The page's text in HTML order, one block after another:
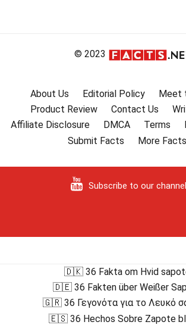
© 2023
About Us Editorial Policy
Meet
Product Review
Contact Us
Affiliate Disclosure
DMCA Terms
Submit Facts
More Facts
Subscribe to our channel
🇩🇰 36 Fakta om Hvid
🇩🇪 36 Fakten über Weißer
🇬🇷 36 Γεγονότα για το Λευκό
🇪🇸 36 Hechos Sobre Zapote